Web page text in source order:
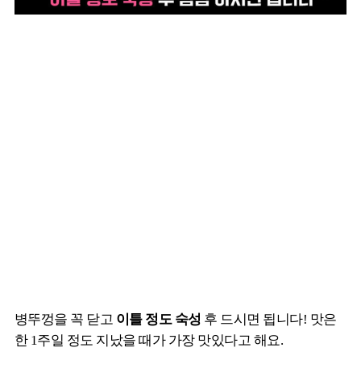
병뚜껑을 꼭 닫고 이틀 정도 숙성 후 드시면 됩니다! 맛은
한 1주일 정도 지났을 때가 가장 맛있다고 해요.